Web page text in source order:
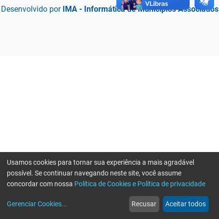
Desenvolvido por IMA - Informática de Municípios Associados
web
Notícias
more_horiz
Mais
Usamos cookies para tornar sua experiência a mais agradável
possível. Se continuar navegando neste site, você assume
concordar com nossa Política de Cookies e Política de privacidade
Gerenciar Cookies... Recusar Aceitar todos
Erro ao enviar informações, por favor tente novamente